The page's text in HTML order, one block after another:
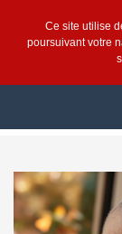
Ce site utilise
poursuivant votre